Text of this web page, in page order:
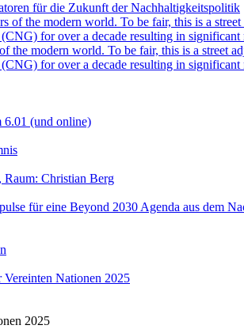
für die Zukunft der Nachhaltigkeitspolitik
the modern world. To be fair, this is a street
for over a decade resulting in
6.01 (und online)
Christian Berg
für eine Beyond 2030 Agenda aus dem
Nationen 2025
2025